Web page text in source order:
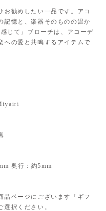
お勧めしたい一品です。アコ
記憶と、楽器そのものの温か
じて」ブローチは、アコーデ
への愛と共鳴するアイテムで
奥行：約5mm
品ページにございます「ギフ
選択ください。